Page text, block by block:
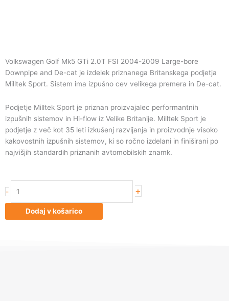
Volkswagen Golf Mk5 GTi 2.0T FSI 2004-2009 Large-bore
Downpipe and De-cat je izdelek priznanega Britanskega podjetja
Milltek Sport. Sistem ima izpušno cev velikega premera in De-cat.
Podjetje Milltek Sport je priznan proizvajalec performantnih
izpušnih sistemov in Hi-flow iz Velike Britanije. Milltek Sport je
podjetje z več kot 35 leti izkušenj razvijanja in proizvodnje visoko
kakovostnih izpušnih sistemov, ki so ročno izdelani in finiširani po
najvišjih standardih priznanih avtomobilskih znamk.
-
Golf
GTi
+
Dodaj v košarico